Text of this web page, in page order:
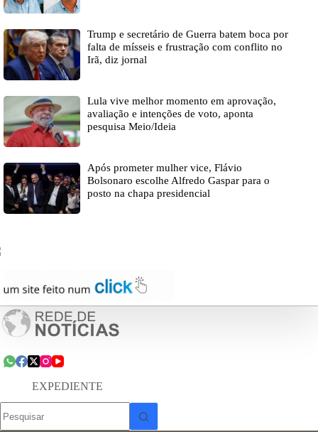
Trump e secretário de Guerra batem boca por
falta de mísseis e frustração com conflito no
Irã, diz jornal
Lula vive melhor momento em aprovação,
avaliação e intenções de voto, aponta
pesquisa Meio/Ideia
Após prometer mulher vice, Flávio
Bolsonaro escolhe Alfredo Gaspar para o
posto na chapa presidencial
EXPEDIENTE
resultados